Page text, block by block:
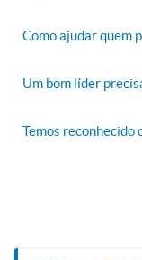
Como ajudar quem
Um bom líder
Temos reconhecido